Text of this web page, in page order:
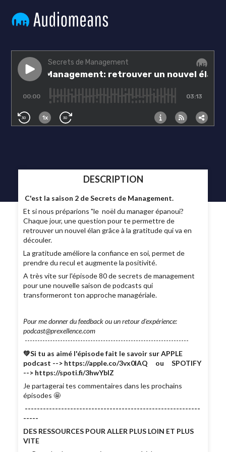
DESCRIPTION
C'est la saison 2 de Secrets de Management.
Et si nous préparions "le noël du manager épanoui?
Chaque jour, une question pour te permettre de
retrouver un nouvel élan grâce à la gratitude qui va en
découler.
La gratitude améliore la confiance en soi, permet de
prendre du recul et augmente la positivité.
A très vite sur l'épisode 80 de secrets de management
pour une nouvelle saison de podcasts qui
transformeront ton approche managériale.
Pour me donner du feedback ou un retour d'expérience:
podcast@prexellence.com
-----------------------------------------------------------------
💚Si tu as aimé l'épisode fait le savoir sur APPLE
podcast --> https://apple.co/3vx0lAQ ou SPOTIFY
--> https://spoti.fi/3hwYbIZ
Je partagerai tes commentaires dans les prochains
épisodes 🤩
----------------------------------------------------------
-----
DES RESSOURCES POUR ALLER PLUS LOIN ET PLUS
VITE